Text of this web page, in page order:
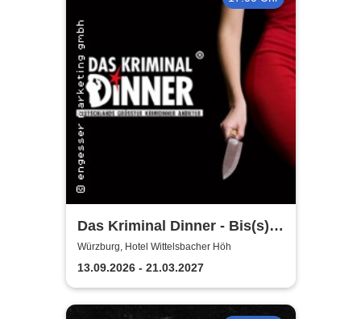
Das Kriminal Dinner - Bis(s)
zum letzten Zug
Würzburg, Hotel Wittelsbacher Höh
13.09.2026 - 21.03.2027